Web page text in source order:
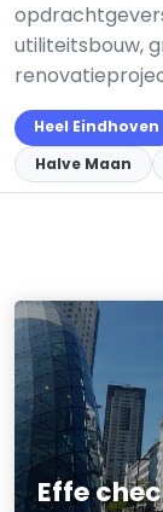
utiliteitsbouw,
Heel Eindhoven
Halve Maan
Effe